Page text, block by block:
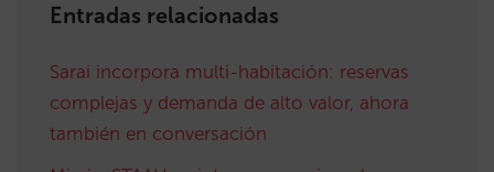
Entradas relacionadas
Sarai incorpora multi-habitación: reservas
complejas y demanda de alto valor, ahora
también en conversación